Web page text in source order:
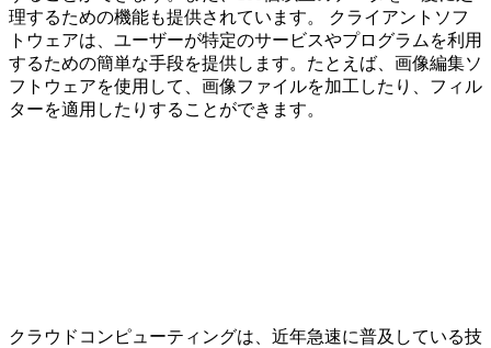
理するための機能も提供されています。 クライアントソフ
トウェアは、ユーザーが特定のサービスやプログラムを利用
するための簡単な手段を提供します。たとえば、画像編集ソ
フトウェアを使用して、画像ファイルを加工したり、フィル
ターを適用したりすることができます。
クラウドコンピューティングは、近年急速に普及している技